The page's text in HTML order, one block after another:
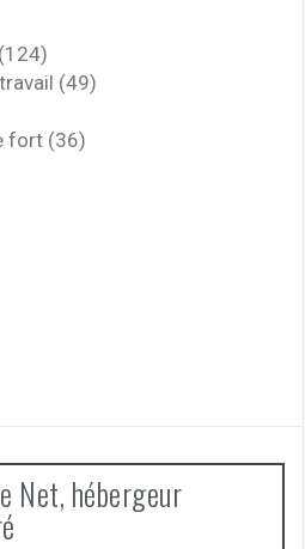
(49)
fort (36)
Net, hébergeur